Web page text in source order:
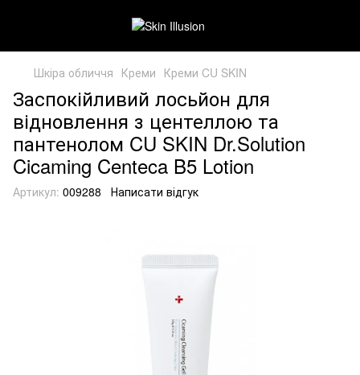
Шкіра обличчя Креми Креми CU SKIN
Заспокійливий лосьйон для
відновлення з центеллою та
пантенолом CU SKIN Dr.Solution
Cicaming Centeca B5 Lotion
Артикул: 009288 Написати відгук